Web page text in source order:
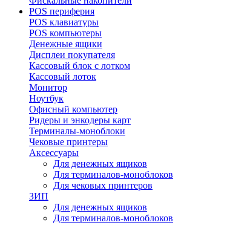
POS периферия
POS клавиатуры
POS компьютеры
Денежные ящики
Дисплеи покупателя
Кассовый блок с лотком
Кассовый лоток
Монитор
Ноутбук
Офисный компьютер
Ридеры и энкодеры карт
Терминалы-моноблоки
Чековые принтеры
Аксессуары
Для денежных ящиков
Для терминалов-моноблоков
Для чековых принтеров
ЗИП
Для денежных ящиков
Для терминалов-моноблоков